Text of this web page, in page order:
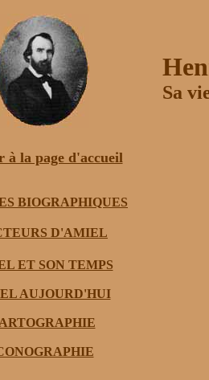
Sa
à la page d'accueil
BIOGRAPHIQUES
D'AMIEL
ET SON TEMPS
AUJOURD'HUI